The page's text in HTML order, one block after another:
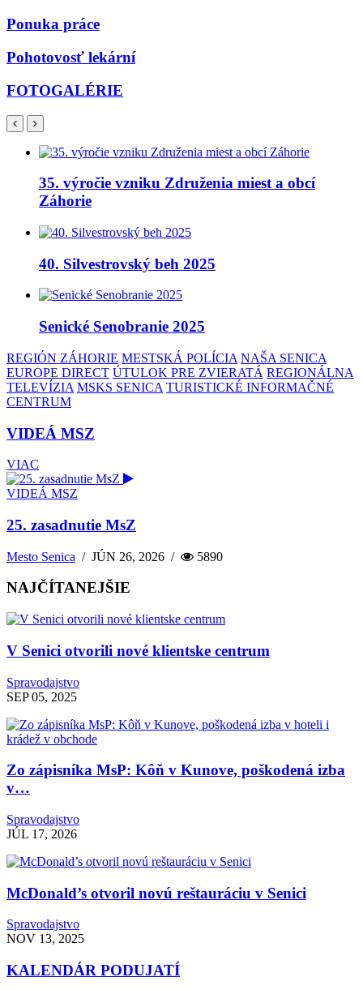
Ponuka práce
Pohotovosť lekární
FOTOGALÉRIE
35. výročie vzniku Združenia miest a obcí
Záhorie
40. Silvestrovský beh 2025
Senické Senobranie 2025
REGIÓN ZÁHORIE MESTSKÁ POLÍCIA NAŠA SENICA
EUROPE DIRECT ÚTULOK PRE ZVIERATÁ REGIONÁLNA
TELEVÍZIA MSKS SENICA TURISTICKÉ INFORMAČNÉ
CENTRUM
VIDEÁ MSZ
VIAC
VIDEÁ MSZ
25. zasadnutie MsZ
Mesto Senica /JÚN 26, 2026 / 5890
NAJČÍTANEJŠIE
V Senici otvorili nové klientske centrum
Spravodajstvo
SEP 05, 2025
Zo zápisníka MsP: Kôň v Kunove, poškodená izba
v…
Spravodajstvo
JÚL 17, 2026
McDonald’s otvoril novú reštauráciu v Senici
Spravodajstvo
NOV 13, 2025
KALENDÁR PODUJATÍ